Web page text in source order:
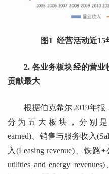
图1 经营活动近15
2. 各业务板块经的营
贡献最大
根据伯克希尔2019年报
分为五大板块，分别是
earned)、销售与服务收入
入(Leasing revenue)、铁路
utilities and energy